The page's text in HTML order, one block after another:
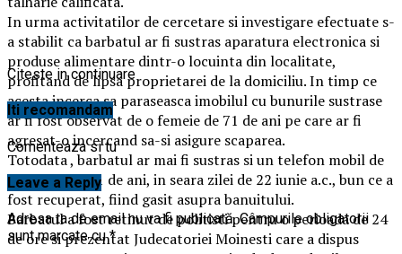
In urma activitatilor de cercetare si investigare efectuate s-
a stabilit ca barbatul ar fi sustras aparatura electronica si
produse alimentare dintr-o locuinta din localitate,
profitand de lipsa proprietarei de la domiciliu. In timp ce
acesta incerca sa paraseasca imobilul cu bunurile sustrase
ar fi fost observat de o femeie de 71 de ani pe care ar fi
agresat-o incercand sa-si asigure scaparea.
Totodata , barbatul ar mai fi sustras si un telefon mobil de
la femeia de 71 de ani, in seara zilei de 22 iunie a.c., bun ce a
fost recuperat, fiind gasit asupra banuitului.
Barbatul a fost retinut de politisti pentru o perioada de 24
de ore si prezentat Judecatoriei Moinesti care a dispus
Citeste in continuare
Iti recomandam
Comenteaza si tu
Leave a Reply
Adresa ta de email nu va fi publicată. Câmpurile obligatorii
sunt marcate cu*